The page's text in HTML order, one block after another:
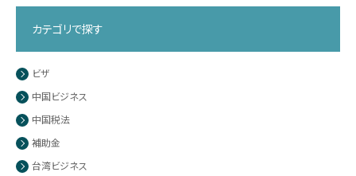
カテゴリで探す
ビザ
中国ビジネス
中国税法
補助金
台湾ビジネス